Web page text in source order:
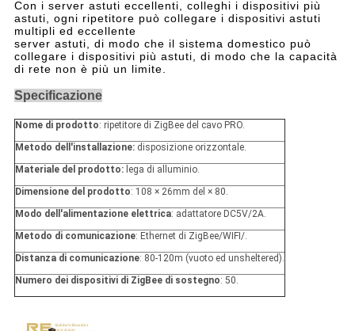
Con i server astuti eccellenti, colleghi i dispositivi più
astuti, ogni ripetitore può collegare i dispositivi astuti
multipli ed eccellente
server astuti, di modo che il sistema domestico può
collegare i dispositivi più astuti, di modo che la capacità
di rete non è più un limite.
Specificazione
Nome di prodotto: ripetitore di ZigBee del cavo PRO.
Metodo dell'installazione:disposizione orizzontale.
Materiale del prodotto:lega di alluminio.
Dimensione del prodotto: 108 × 26mm del × 80.
Modo dell'alimentazione elettrica: adattatore DC5V/2A.
Metodo di comunicazione: Ethernet di ZigBee/WIFI/.
Distanza di comunicazione: 80-120m (vuoto ed unsheltered).
Numero dei dispositivi di ZigBee di sostegno: 50.